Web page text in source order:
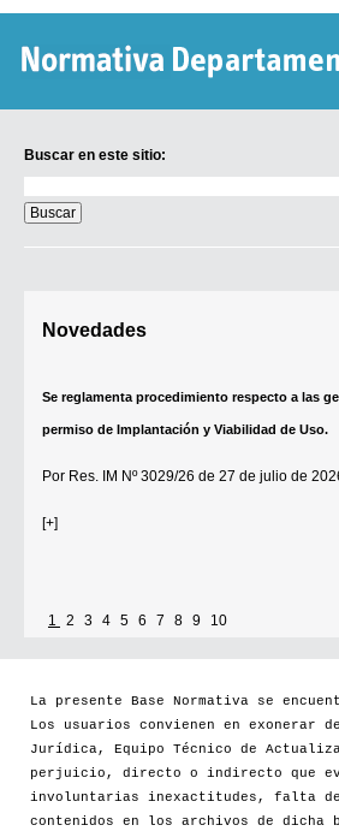
Buscar en este sitio:
en
este
sitio:
Novedades
Se reglamenta procedimiento respecto a las
permiso de Implantación y Viabilidad de Uso.
Por Res. IM Nº 3029/26 de 27 de julio de
[+]
1 2 3 4 5 6 7 8 9 10
La presente Base Normativa se
Los usuarios convienen en exonerar
Jurídica, Equipo Técnico de
perjuicio, directo o indirecto que
involuntarias inexactitudes, falta
contenidos en los archivos de dicha